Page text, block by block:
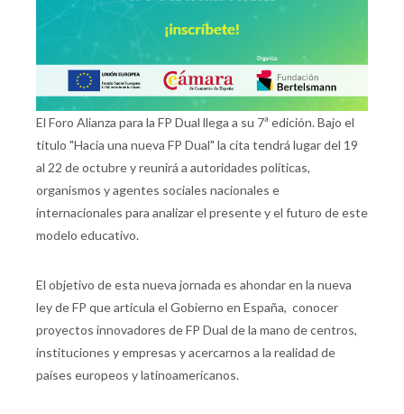
El Foro Alianza para la FP Dual llega a su 7ª edición. Bajo el
título "Hacia una nueva FP Dual" la cita tendrá lugar del 19
al 22 de octubre y reunirá a autoridades políticas,
organismos y agentes sociales nacionales e
internacionales para analizar el presente y el futuro de este
modelo educativo.
El objetivo de esta nueva jornada es ahondar en la nueva
ley de FP que articula el Gobierno en España, conocer
proyectos innovadores de FP Dual de la mano de centros,
instituciones y empresas y acercarnos a la realidad de
países europeos y latinoamericanos.